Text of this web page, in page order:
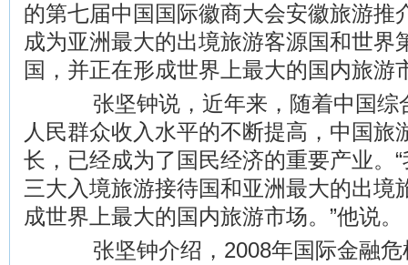
的第七届中国国际徽商大会安徽旅游推
成为亚洲最大的出境旅游客源国和世界
国，并正在形成世界上最大的国内旅游
张坚钟说，近年来，随着中国综
人民群众收入水平的不断提高，中国旅
长，已经成为了国民经济的重要产业。
三大入境旅游接待国和亚洲最大的出境
成世界上最大的国内旅游市场。”他说。
张坚钟介绍，2008年国际金融危